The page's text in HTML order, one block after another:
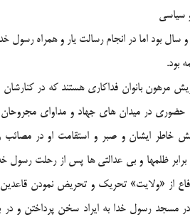
سال بود اما در انجام رسالت يار و همراه
بود.
مرهون بانوان فداكاري هستند كه در
حضوري در ميدان هاي جهاد و مداواي
خاطر ايشان و صبر و استقامت او در مصائب
ظلمها و بي عدالتي ها پس از رحلت رسول
دفاع از «ولايت» تحريك و تحريض نمودن
مسجد رسول خدا به ايراد سخن پرداختن و